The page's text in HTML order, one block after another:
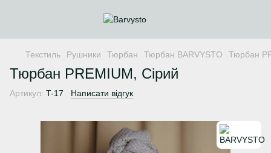
Текстиль Рушники Тюрбан Тюрбан BARVYSTO Тюрбан
Тюрбан PREMIUM, Сірий
Артикул: T-17 Написати відгук